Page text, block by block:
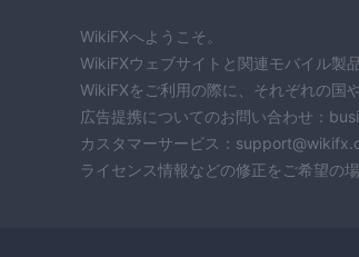
WikiFXへようこそ。
WikiFXウェブサイトと関連モバイル製
WikiFXをご利用の際に、それぞれの国
広告提携についてのお問い合わせ：
カスタマーサービス：
ライセンス情報などの修正をご希望の